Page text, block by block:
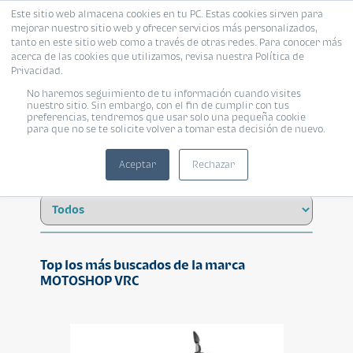
Este sitio web almacena cookies en tu PC. Estas cookies sirven para
mejorar nuestro sitio web y ofrecer servicios más personalizados,
tanto en este sitio web como a través de otras redes. Para conocer más
acerca de las cookies que utilizamos, revisa nuestra Política de
Privacidad.
No haremos seguimiento de tu información cuando visites
nuestro sitio. Sin embargo, con el fin de cumplir con tus
preferencias, tendremos que usar solo una pequeña cookie
para que no se te solicite volver a tomar esta decisión de nuevo.
Aceptar Rechazar
MOTOSHOP VRC
Top los más buscados de la marca
MOTOSHOP VRC